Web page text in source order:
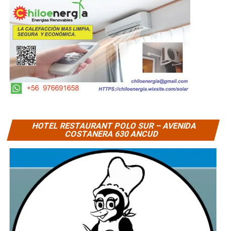
HOTEL RESTAURANT POLO SUR – AVENIDA
COSTANERA 630 ANCUD